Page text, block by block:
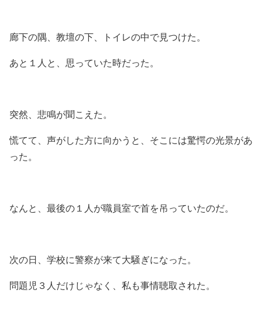
廊下の隅、教壇の下、トイレの中で見つけた。
あと１人と、思っていた時だった。
突然、悲鳴が聞こえた。
慌てて、声がした方に向かうと、そこには驚愕の光景があ
った。
なんと、最後の１人が職員室で首を吊っていたのだ。
次の日、学校に警察が来て大騒ぎになった。
問題児３人だけじゃなく、私も事情聴取された。